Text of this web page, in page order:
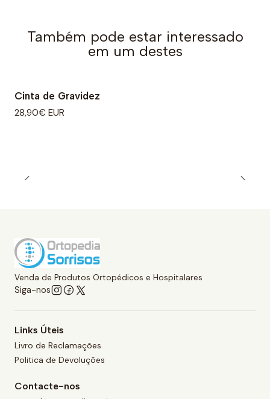
Também pode estar interessado
em um destes
Cinta de Gravidez
28,90€ EUR
Venda de Produtos Ortopédicos e Hospitalares
Siga-nos
Links Úteis
Livro de Reclamações
Politica de Devoluções
Contacte-nos